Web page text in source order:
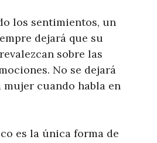
los sentimientos, un
dejará que su
sobre las
No se dejará
cuando habla en
es la única forma de